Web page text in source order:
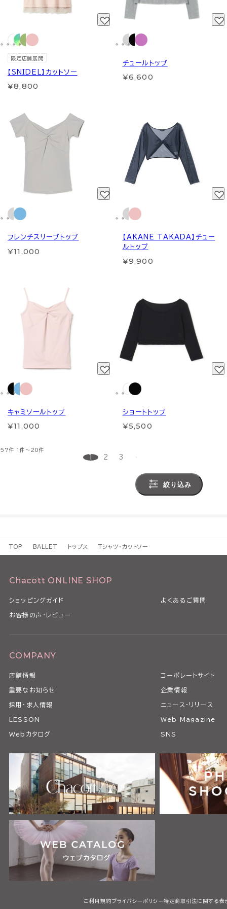
限定店舗展開
【SNIDEL】カットソー
¥8,800
チュールトップ
¥6,600
フレンチスリーブトップ
¥11,000
【AKANE TAKADA】チュー
ルトップ
¥9,900
キャミソールトップ
¥11,000
ショートトップ
¥5,500
57件 1件～20件
1 2 3
絞り込み
TOP BALLET トップス Tシャツ・カットソー
Chacott ONLINE SHOP
ショッピングガイド よくあるご質問
お客様の声・レビュー
COMPANY
店舗情報 コーポレートサイト
重要なお知らせ 企業情報
採用・求人情報 ニュース・リリース
LESSON Web Magazine
Webカタログ SNS
ご利用規約プライバシーポリシー特定商取引法に関する表